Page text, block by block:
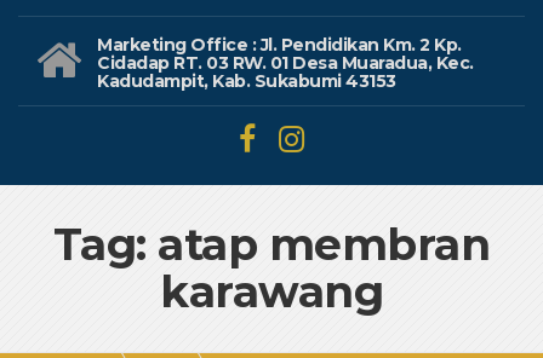
Marketing Office : Jl. Pendidikan Km. 2 Kp.
Cidadap RT. 03 RW. 01 Desa Muaradua, Kec.
Kadudampit, Kab. Sukabumi 43153
Tag: atap membran
karawang